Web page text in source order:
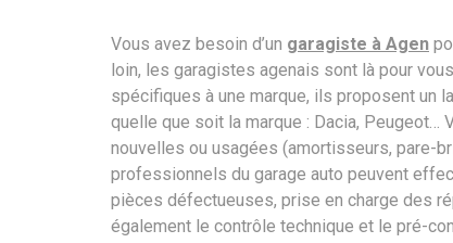
Vous avez besoin d’un garagiste à Agen
loin, les garagistes agenais sont là pour
spécifiques à une marque, ils proposent un
quelle que soit la marque : Dacia,
nouvelles ou usagées (amortisseurs, pare-
professionnels du garage auto peuvent
pièces défectueuses, prise en charge des
également le contrôle technique et le pré-